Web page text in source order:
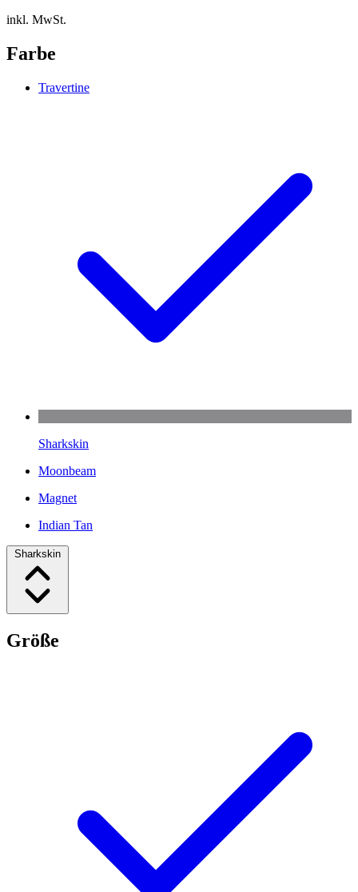
inkl. MwSt.
Farbe
Travertine
Sharkskin
Moonbeam
Magnet
Indian Tan
Sharkskin
Größe